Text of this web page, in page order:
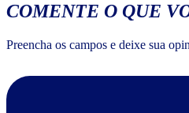
COMENTE O QUE
Preencha os campos e deixe sua